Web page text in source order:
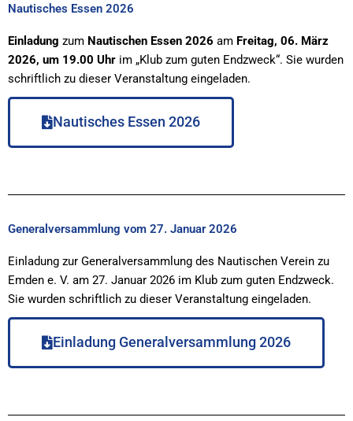
Nautisches Essen 2026
Einladung zum Nautischen Essen 2026 am Freitag, 06. März
2026, um 19.00 Uhr im „Klub zum guten Endzweck“. Sie wurden
schriftlich zu dieser Veranstaltung eingeladen.
Nautisches Essen 2026
Generalversammlung vom 27. Januar 2026
Einladung zur Generalversammlung des Nautischen Verein zu
Emden e. V. am 27. Januar 2026 im Klub zum guten Endzweck.
Sie wurden schriftlich zu dieser Veranstaltung eingeladen.
Einladung Generalversammlung 2026